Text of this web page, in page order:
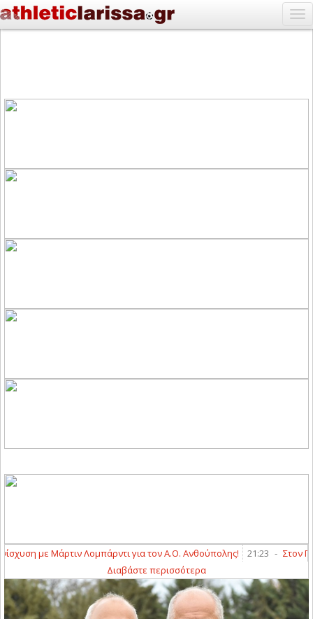
με Μάρτιν Λομπάρντι για τον Α.Ο. Ανθούπολης! 21:23 -
Στον
Διαβάστε περισσότερα